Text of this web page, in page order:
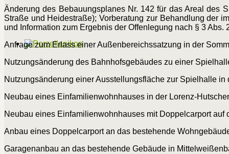
Änderung des Bebauungsplanes Nr. 142 für das Areal des
Straße und Heidestraße); Vorberatung zur Behandlung der
und Information zum Ergebnis der Offenlegung nach § 3
Anfrage zum Erlass einer Außenbereichssatzung in der
Nutzungsänderung des Bahnhofsgebäudes zu einer
Nutzungsänderung einer Ausstellungsfläche zur Spielhalle
Neubau eines Einfamilienwohnhauses in der Lorenz-
Neubau eines Einfamilienwohnhauses mit Doppelcarport
Anbau eines Doppelcarport an das bestehende
Garagenanbau an das bestehende Gebäude in